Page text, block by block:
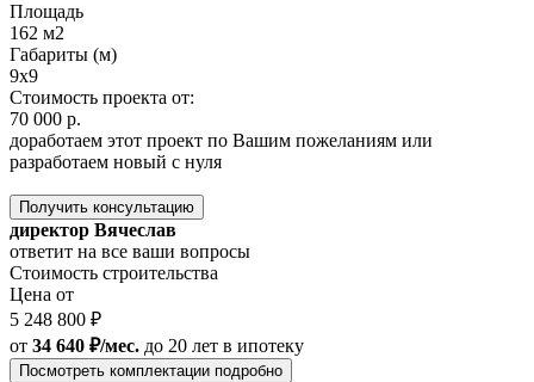
Площадь
162 м2
Габариты (м)
9x9
Стоимость проекта от:
70 000 р.
доработаем этот проект по Вашим пожеланиям или
разработаем новый с нуля
Получить консультацию
директор Вячеслав
ответит на все ваши вопросы
Стоимость строительства
Цена от
5 248 800 ₽
от 34 640 ₽/мес. до 20 лет в ипотеку
Посмотреть комплектации подробно